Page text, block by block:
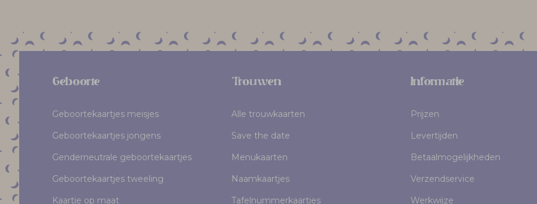
Geboorte
Geboortekaartjes meisjes
Geboortekaartjes jongens
Genderneutrale geboortekaartjes
Geboortekaartjes tweeling
Kaartje op maat
Trouwen
Alle trouwkaarten
Save the date
Menukaarten
Naamkaartjes
Tafelnummerkaartjes
Informatie
Prijzen
Levertijden
Betaalmogelijkheden
Verzendservice
Werkwijze